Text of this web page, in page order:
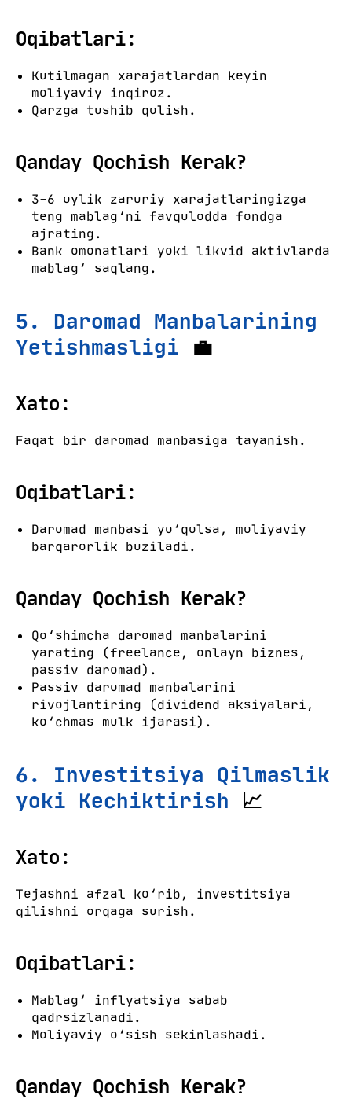
Oqibatlari:
Kutilmagan xarajatlardan keyin
moliyaviy inqiroz.
Qarzga tushib qolish.
Qanday Qochish Kerak?
3-6 oylik zaruriy xarajatlaringizga
teng mablag‘ni favqulodda fondga
ajrating.
Bank omonatlari yoki likvid aktivlarda
mablag‘ saqlang.
5. Daromad Manbalarining
Yetishmasligi 💼
Xato:
Faqat bir daromad manbasiga tayanish.
Oqibatlari:
Daromad manbasi yo‘qolsa, moliyaviy
barqarorlik buziladi.
Qanday Qochish Kerak?
Qo‘shimcha daromad manbalarini
yarating (freelance, onlayn biznes,
passiv daromad).
Passiv daromad manbalarini
rivojlantiring (dividend aksiyalari,
ko‘chmas mulk ijarasi).
6. Investitsiya Qilmaslik
yoki Kechiktirish 📈
Xato:
Tejashni afzal ko‘rib, investitsiya
qilishni orqaga surish.
Oqibatlari:
Mablag‘ inflyatsiya sabab
qadrsizlanadi.
Moliyaviy o‘sish sekinlashadi.
Qanday Qochish Kerak?